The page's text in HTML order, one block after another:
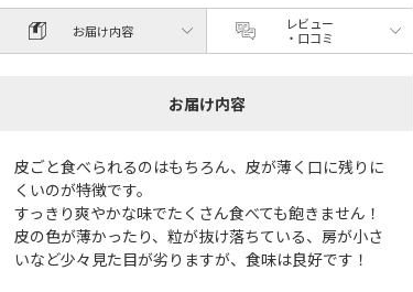
お届け内容
レビュー
・口コミ
お届け内容
皮ごと食べられるのはもちろん、皮が薄く口に残りに
くいのが特徴です。
すっきり爽やかな味でたくさん食べても飽きません！
皮の色が薄かったり、粒が抜け落ちている、房が小さ
いなど少々見た目が劣りますが、食味は良好です！